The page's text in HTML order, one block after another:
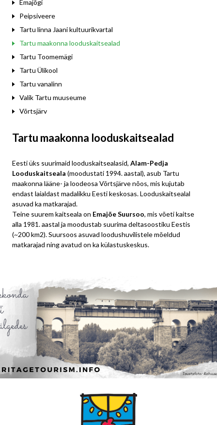
Emajõgi
Peipsiveere
Tartu linna Jaani kultuurikvartal
Tartu maakonna looduskaitsealad
Tartu Toomemägi
Tartu Ülikool
Tartu vanalinn
Valik Tartu muuseume
Võrtsjärv
Tartu maakonna looduskaitsealad
Eesti üks suurimaid looduskaitsealasid, Alam-Pedja
Looduskaitseala (moodustati 1994. aastal), asub Tartu
maakonna lääne- ja loodeosa Võrtsjärve nõos, mis kujutab
endast laialdast madalikku Eesti keskosas. Looduskaitsealal
asuvad ka matkarajad.
Teine suurem kaitseala on Emajõe Suursoo, mis võeti kaitse
alla 1981. aastal ja moodustab suurima deltasoostiku Eestis
(~200 km2). Suursoos asuvad loodushuvilistele mõeldud
matkarajad ning avatud on ka külastuskeskus.